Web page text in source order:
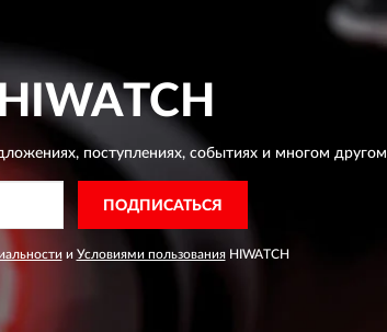
поступлениях, событиях и многом другом
ПОДПИСАТЬСЯ
и Условиями пользованияHIWATCH